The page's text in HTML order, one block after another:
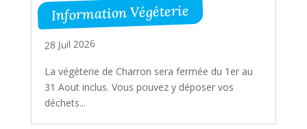
Information Végéterie
28 Juil 2026
La végéterie de Charron sera fermée du 1er au
31 Aout inclus. Vous pouvez y déposer vos
déchets...